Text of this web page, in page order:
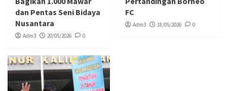
dan Pentas Seni Bidaya
Nusantara
Adm3 20/05/2026 0
FC
Adm3 18/05/2026 0